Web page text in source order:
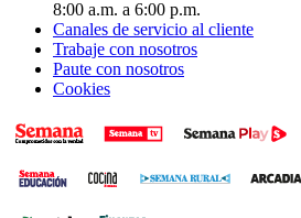
8:00 a.m. a 6:00 p.m.
Canales de servicio al cliente
Trabaje con nosotros
Paute con nosotros
Cookies